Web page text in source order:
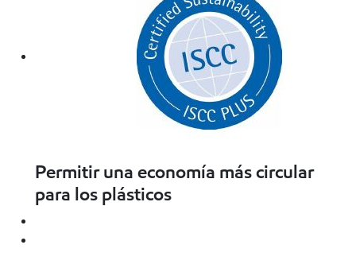
Permitir una economía más circular
para los plásticos